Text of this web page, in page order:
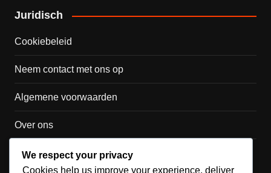
Juridisch
Cookiebeleid
Neem contact met ons op
Algemene voorwaarden
Over ons
Privacybeleid
We respect your privacy
Cookies help us improve your experience, deliver